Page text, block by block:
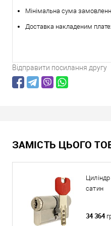
Мінімальна сума
Доставка накладеним
Відправити посилання другу
ЗАМІСТЬ ЦЬОГО
сатин
34 364